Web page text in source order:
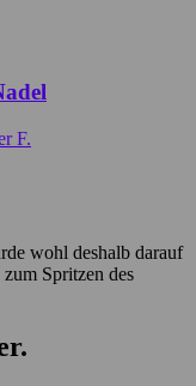
F.
wohl deshalb darauf
Spritzen des